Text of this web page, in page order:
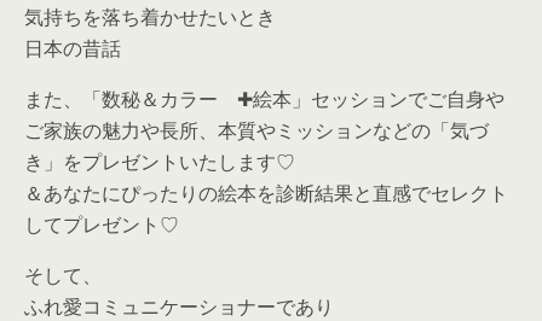
気持ちを落ち着かせたいとき
日本の昔話
また、「数秘＆カラー ✚絵本」セッションでご自身や
ご家族の魅力や長所、本質やミッションなどの「気づ
き」をプレゼントいたします♡
＆あなたにぴったりの絵本を診断結果と直感でセレクト
してプレゼント♡
そして、
ふれ愛コミュニケーショナーであり